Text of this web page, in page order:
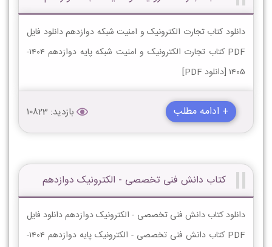
دانلود کتاب تجارت الکترونیک و امنیت شبکه دوازدهم دانلود فایل
PDF کتاب تجارت الکترونیک و امنیت شبکه پایه دوازدهم 1404-
1405 [دانلود PDF]
+ ادامه مطلب بازدید: 10823
کتاب دانش فنی تخصصی - الکترونیک دوازدهم
دانلود کتاب دانش فنی تخصصی - الکترونیک دوازدهم دانلود فایل
PDF کتاب دانش فنی تخصصی - الکترونیک پایه دوازدهم 1404-